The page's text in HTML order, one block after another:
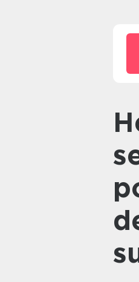
Helsekost butikker har i de